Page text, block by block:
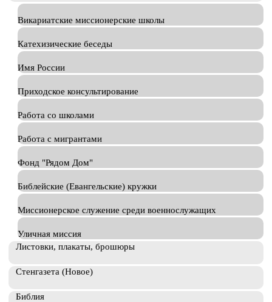
Викариатские миссионерские школы
Катехизические беседы
Имя России
Приходское консультирование
Работа со школами
Работа с мигрантами
Фонд "Рядом Дом"
Библейские (Евангельские) кружки
Миссионерское служение среди военнослужащих
Уличная миссия
Листовки, плакаты, брошюры
Стенгазета (Новое)
Библия